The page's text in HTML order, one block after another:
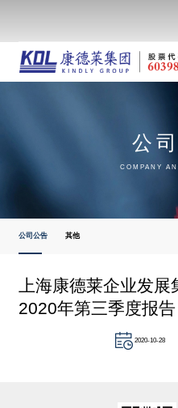
公
COMPANY
公司公告 其他
上海康德莱企业发
2020年第三季度报告
2020-10-28